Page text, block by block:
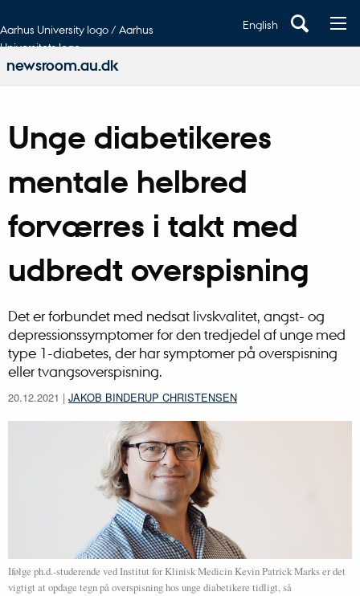
Aarhus University logo / Aarhus
Universitets logo
newsroom.au.dk
English
Unge diabetikeres
mentale helbred
forværres i takt med
udbredt overspisning
Det er forbundet med nedsat livskvalitet, angst- og
depressionssymptomer for den tredjedel af unge med
type 1-diabetes, der har symptomer på overspisning
eller tvangsoverspisning.
20.12.2021 | JAKOB BINDERUP CHRISTENSEN
Ifølge ph.d.-studerende ved Institut for Klinisk Medicin Kevin Patrick Marks er det
vigtigt at opdage tegn på overspisning hos unge diabetikere tidligt, så